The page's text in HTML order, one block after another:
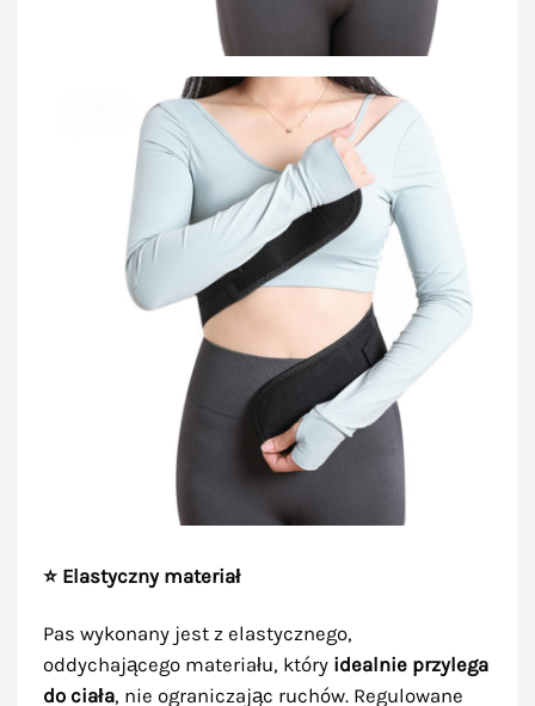
⭐ Elastyczny materiał
Pas wykonany jest z elastycznego,
oddychającego materiału, który idealnie przylega
do ciała, nie ograniczając ruchów. Regulowane